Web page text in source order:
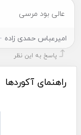
عالی بود مرسی
امیرعباس حمدی زاده
پاسخ به این نظر
راهنمای آکوردها